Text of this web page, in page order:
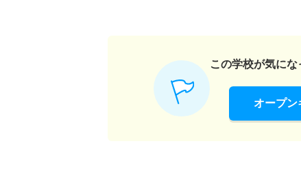
この学校が気にな
オープン